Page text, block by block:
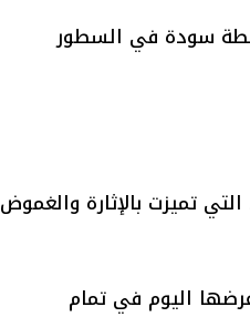
مسلسل نقطة سودة في السطور
التي تميزت بالإثارة والغموض
اليوم في تمام